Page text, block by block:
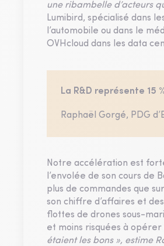
une ribambelle d’acteurs
Lumibird, spécialisé dans
l’automobile ou dans le
OVHcloud dans les data
La R&D représente 15
Raphaël Gorgé, PDG
Notre accélération est
l’envolée de son cours
plus de commandes que
son chiffre d’affaires et
flottes de drones sous-
et moins risquées à opérer
étaient les bons », estime